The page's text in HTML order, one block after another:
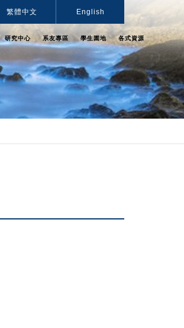
繁體中文 English
研究中心 系友專區 學生園地 各式資源